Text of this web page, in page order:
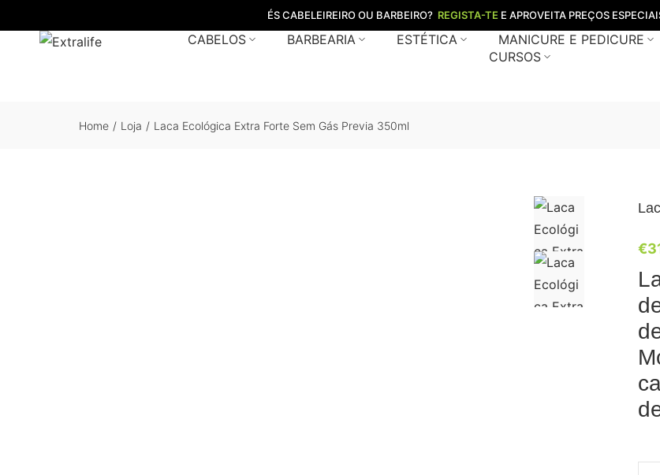
ÉS CABELEIREIRO OU BARBEIRO? REGISTA-TE E APROVEITA PREÇOS
CABELOS BARBEARIA ESTÉTICA MANICURE E PEDICURE
CURSOS
Home / Loja / Laca Ecológica Extra Forte Sem Gás Previa 350ml
€